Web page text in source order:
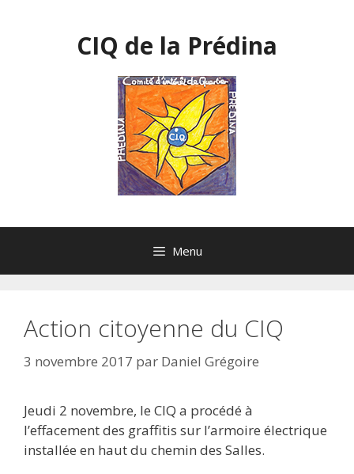
CIQ de la Prédina
Menu
Action citoyenne du CIQ
3 novembre 2017 par Daniel Grégoire
Jeudi 2 novembre, le CIQ a procédé à
l’effacement des graffitis sur l’armoire électrique
installée en haut du chemin des Salles.